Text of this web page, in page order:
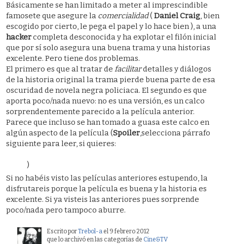
Básicamente se han limitado a meter al imprescindible
famosete que asegure la comercialidad( Daniel Craig, bien
escogido por cierto, le pega el papel y lo hace bien ), a una
hackercompleta desconocida y ha explotar el filón inicial
que por sí solo asegura una buena trama y una historias
excelente. Pero tiene dos problemas.
El primero es que al tratar de facilitardetalles y diálogos
de la historia original la trama pierde buena parte de esa
oscuridad de novela negra policiaca. El segundo es que
aporta poco/nada nuevo: no es una versión, es un calco
sorprendentemente parecido a la película anterior.
Parece que incluso se han tomado a guasa este calco en
algún aspecto de la película (Spoiler,selecciona párrafo
siguiente para leer, si quieres:
)
Si no habéis visto las películas anteriores estupendo, la
disfrutareis porque la película es buena y la historia es
excelente. Si ya visteis las anteriores pues sorprende
poco/nada pero tampoco aburre.
Escrito porTrebol-a el 9 febrero 2012
que lo archivó en las categorías de Cine&TV